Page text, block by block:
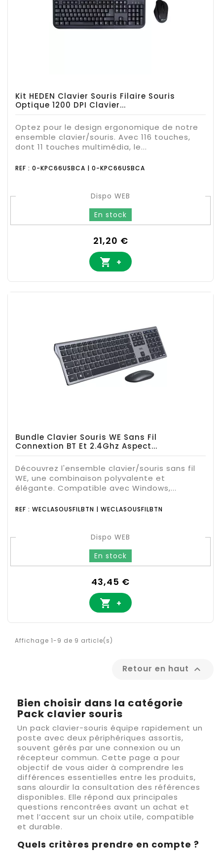
Kit HEDEN Clavier Souris Filaire Souris
Optique 1200 DPI Clavier...
Optez pour le design ergonomique de notre
ensemble clavier/souris. Avec 116 touches,
dont 11 touches multimédia, le...
REF : 0-KPC66USBCA | 0-KPC66USBCA
Dispo WEB
En stock
Prix
21,20 €
 +
Bundle Clavier Souris WE Sans Fil
Connextion BT Et 2.4Ghz Aspect...
Découvrez l'ensemble clavier/souris sans fil
WE, une combinaison polyvalente et
élégante. Compatible avec Windows,...
REF : WECLASOUSFILBTN | WECLASOUSFILBTN
Dispo WEB
En stock
Prix
43,45 €
 +
Affichage 1-9 de 9 article(s)
Retour en haut 
Bien choisir dans la catégorie
Pack clavier souris
Un pack clavier-souris équipe rapidement un
poste avec deux périphériques assortis,
souvent gérés par une connexion ou un
récepteur commun. Cette page a pour
objectif de vous aider à comprendre les
différences essentielles entre les produits,
sans alourdir la consultation des références
disponibles. Elle répond aux principales
questions rencontrées avant un achat et
met l’accent sur un choix utile, compatible
et durable.
Quels critères prendre en compte ?